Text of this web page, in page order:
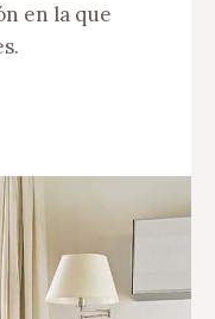
en la que